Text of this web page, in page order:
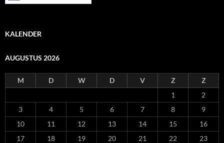
KALENDER
AUGUSTUS 2026
M D W D V Z
Z
1
2
3
4 5 6 7 8
9
10
11 12 13 14 15
16
17
18 19 20 21 22
23